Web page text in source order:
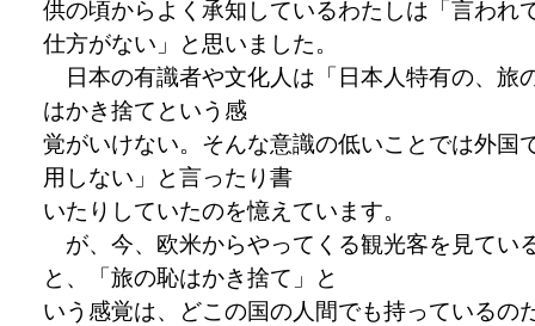
供の頃からよく承知しているわたしは「言われ
仕方がない」と思いました。
日本の有識者や文化人は「日本人特有の、旅
はかき捨てという感
覚がいけない。そんな意識の低いことでは外国
用しない」と言ったり書
いたりしていたのを憶えています。
が、今、欧米からやってくる観光客を見てい
と、「旅の恥はかき捨て」と
いう感覚は、どこの国の人間でも持っているの